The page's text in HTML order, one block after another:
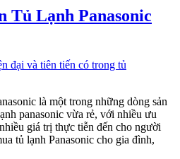
Tủ Lạnh Panasonic
là một trong những dòng sản
panasonic vừa rẻ, với nhiều ưu
giá trị thực tiễn đến cho người
tủ lạnh Panasonic cho gia đình,